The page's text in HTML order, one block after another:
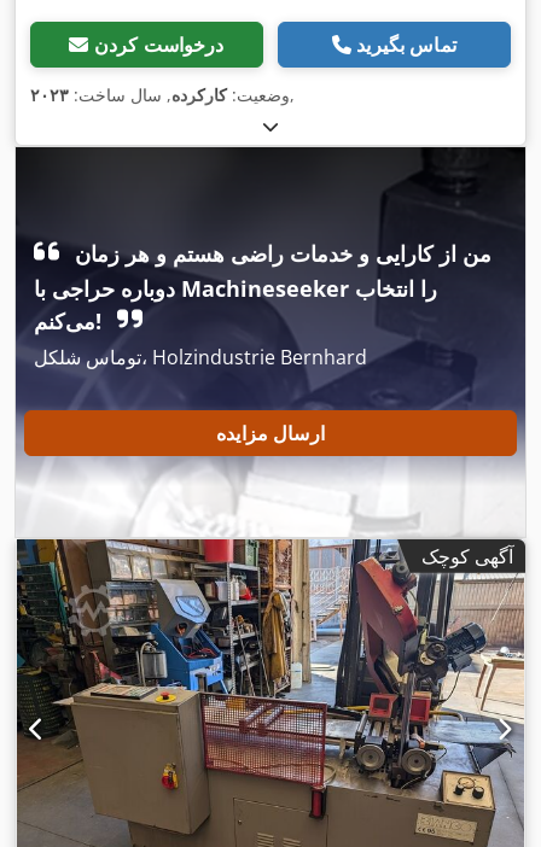
درخواست کردن تماس بگیرید
وضعیت:کارکرده, سال ساخت: ۲۰۲۳ ,
من از کارایی و خدمات راضی هستم و هر زمان
دوباره حراجی با Machineseeker را انتخاب
می‌کنم!
توماس شلکل، Holzindustrie Bernhard
ارسال مزایده
آگهی کوچک